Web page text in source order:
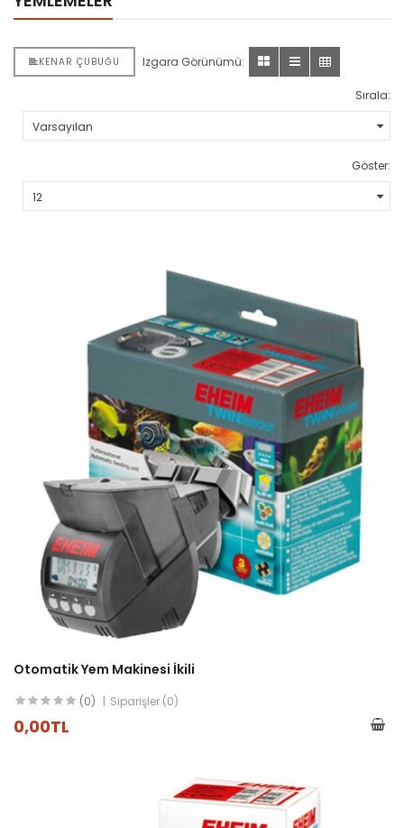
KENAR ÇUBUĞU Izgara Görünümü:
Sırala:
Göster:
Otomatik Yem Makinesi İkili
(0) Siparişler (0)
0,00TL